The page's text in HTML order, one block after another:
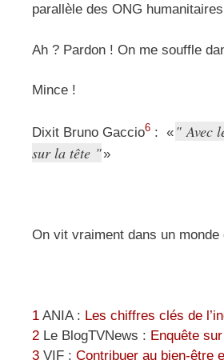
parallèle des ONG
Ah ? Pardon ! On me souffle
Mince !
Dixit Bruno Gaccio6 : «
Avec
sur la tête
»
On vit vraiment dans un monde
1 ANIA : Les chiffres clés de
2 Le BlogTVNews : Enquête
3 VIF : Contribuer au bien-être